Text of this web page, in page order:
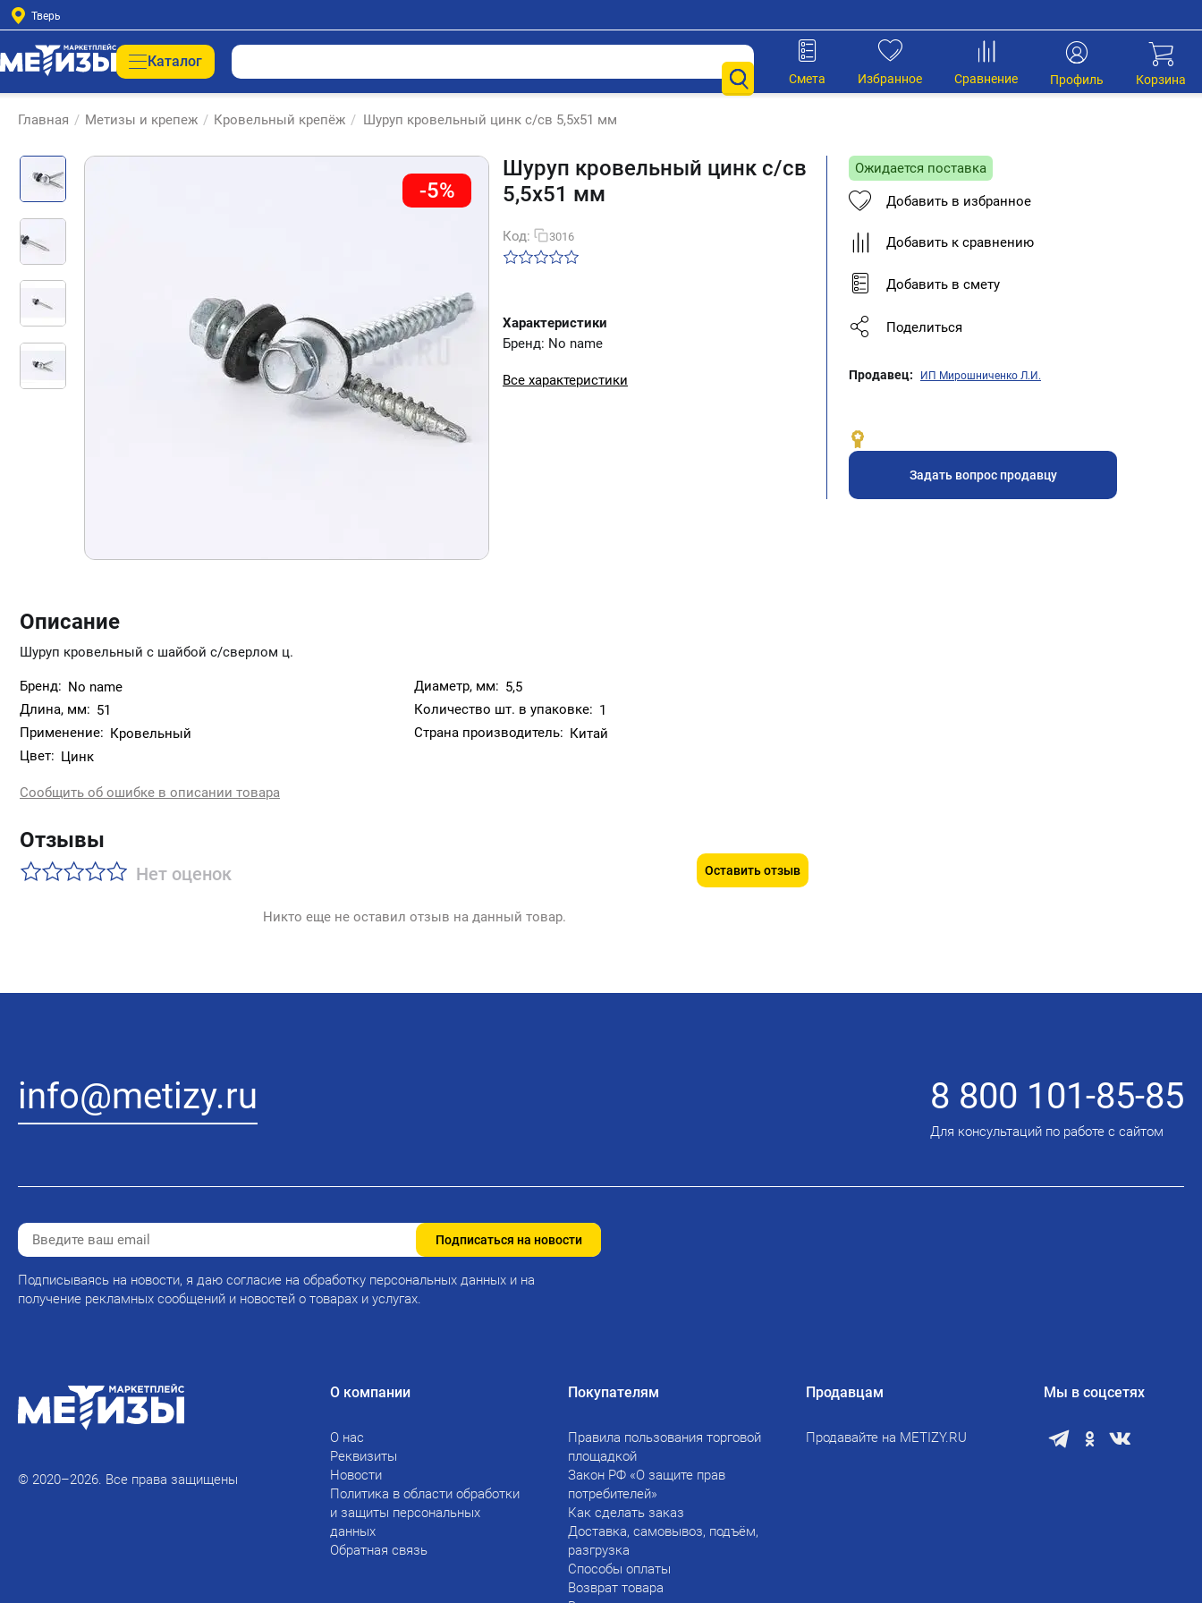
Тверь
Каталог
Корзина
Профиль
Сравнение
Избранное
Смета
Главная / Метизы и крепеж / Кровельный крепёж / Шуруп кровельный цинк с/св 5,5х51 мм
-5%
Шуруп кровельный цинк с/св
5,5х51 мм
Код: 3016
Характеристики
Бренд: No name
Все характеристики
Описание
Шуруп кровельный с шайбой с/сверлом ц.
Бренд: No name Диаметр, мм: 5,5
Длина, мм: 51 Количество шт. в упаковке: 1
Применение: Кровельный Страна производитель: Китай
Цвет: Цинк
Сообщить об ошибке в описании товара
Отзывы
Нет оценок Оставить отзыв
Никто еще не оставил отзыв на данный товар.
Ожидается поставка
Добавить в избранное
Добавить к сравнению
Добавить в смету
Поделиться
Продавец: ИП Мирошниченко Л.И.
Задать вопрос продавцу
info@metizy.ru 8 800 101-85-85
Для консультаций по работе с сайтом
Подписаться на новости
Подписываясь на новости, я даю согласие на обработку персональных данных и на
получение рекламных сообщений и новостей о товарах и услугах.
© 2020–2026. Все права защищены
О компании
О нас
Реквизиты
Новости
Политика в области обработки
и защиты персональных
данных
Обратная связь
Покупателям
Правила пользования торговой
площадкой
Закон РФ «О защите прав
потребителей»
Как сделать заказ
Доставка, самовывоз, подъём,
разгрузка
Способы оплаты
Возврат товара
Продавцам
Продавайте на METIZY.RU
Мы в соцсетях